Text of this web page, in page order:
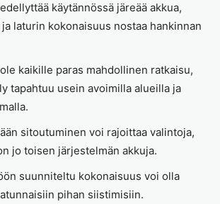
käytännössä järeää akkua,
laturin kokonaisuus nostaa hankinnan
kaikille paras mahdollinen ratkaisu,
tapahtuu usein avoimilla alueilla ja
sitoutuminen voi rajoittaa valintoja,
jo toisen järjestelmän akkuja.
suunniteltu kokonaisuus voi olla
pihan siistimisiin.